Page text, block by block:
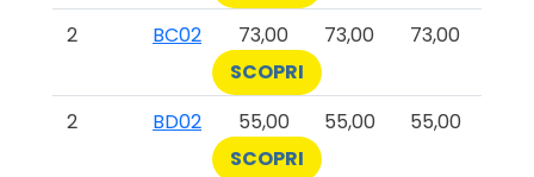
2
BC02 73,00 73,00
73,00
SCOPRI
2
BD02 55,00 55,00
55,00
SCOPRI